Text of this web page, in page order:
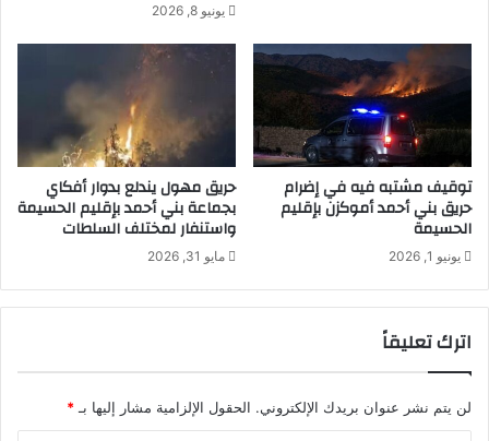
يونيو 8, 2026
توقيف مشتبه فيه في إضرام
حريق بني أحمد أموكزن بإقليم
الحسيمة
يونيو 1, 2026
حريق مهول يندلع بدوار أفكاي
بجماعة بني أحمد بإقليم الحسيمة
واستنفار لمختلف السلطات
مايو 31, 2026
اترك تعليقاً
لن يتم نشر عنوان بريدك الإلكتروني. الحقول الإلزامية مشار إليها بـ *